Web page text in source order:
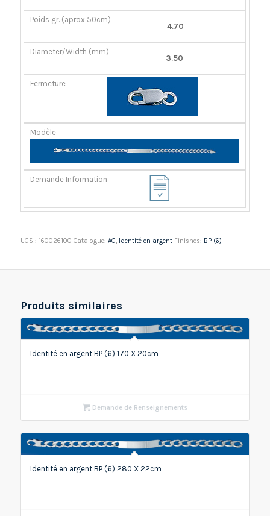
50CM)
4.70
3.50
UGS : 160026100 Catalogue: AG Identité en argent Finishes: BP (6)
Produits similaires
Identité en argent BP (6) 170 X 20cm
Demande de Renseignements
Identité en argent BP (6) 280 X 22cm